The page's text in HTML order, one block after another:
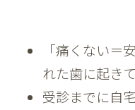
「痛くない＝
れた歯に起き
受診までに自